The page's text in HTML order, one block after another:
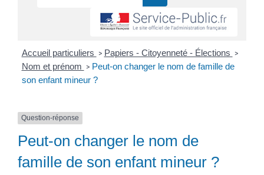
Accueil particuliers > Papiers - Citoyenneté - Élections >
Nom et prénom > Peut-on changer le nom de famille de
son enfant mineur ?
Question-réponse
Peut-on changer le nom de
famille de son enfant mineur ?